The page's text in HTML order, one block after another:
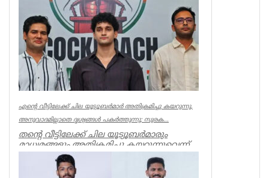
എന്റെ വീട്ടിലേക്ക് ചില യൂട്യൂബർമാർ അതിക്രമിച്ചു കയറുന്നു,
അനുവാദമില്ലാതെ ദൃശ്യങ്ങൾ പകർത്തുന്നു; സുരക...
തന്റെ വീട്ടിലേക്ക് ചില യൂട്യൂബർമാരും
മാധ്യമങ്ങളും അതിക്രമിച്ചു കയറുന്നുവെന്ന്
പരാതിയുമായി സൗരവ്ദാസ്...